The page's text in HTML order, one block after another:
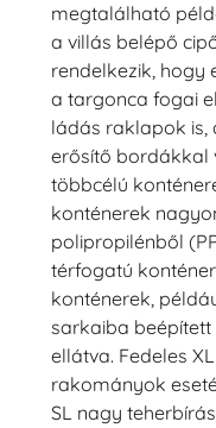
megtalálható
a villás belépő
rendelkezik, hogy
a targonca fogai
ládás raklapok
erősítő bordákkal
többcélú
konténerek
polipropilénből
térfogatú
konténerek,
sarkaiba
ellátva. Fedeles
rakományok
SL nagy